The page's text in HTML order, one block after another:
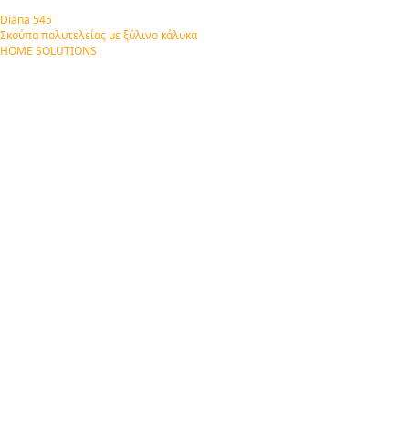
Diana 545
Σκούπα πολυτελείας με ξύλινο κάλυκα
HOME SOLUTIONS